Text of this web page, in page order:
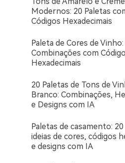
Modernos: 20 Paletas
Códigos Hexadecimais
Paleta de Cores de Vinho:
Combinações com
Hexadecimais
20 Paletas de Tons de
Branco: Combinações,
e Designs com IA
Paletas de casamento: 20
ideias de cores, códigos
e designs com IA